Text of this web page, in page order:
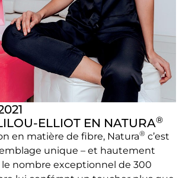
ELLIOT EN NATURA®
en matière de fibre, Natura® c’est
unique – et hautement
nombre exceptionnel de 300